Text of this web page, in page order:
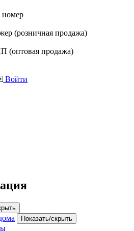
номер
(розничная продажа)
(оптовая продажа)
Войти
Показать/скрыть